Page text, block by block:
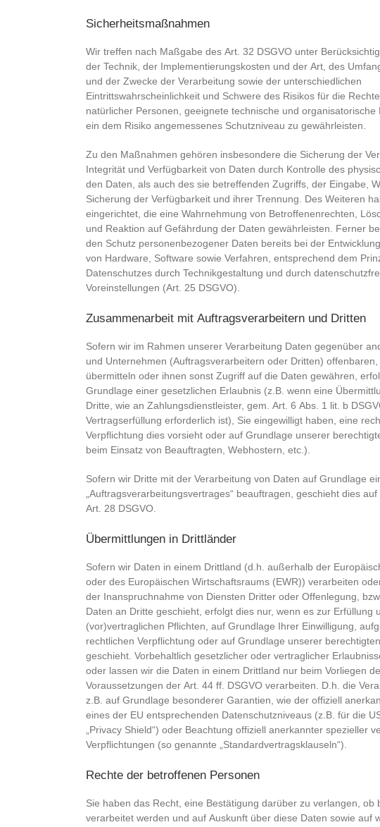
Sicherheitsmaßnahmen
Wir treffen nach Maßgabe des Art. 32 DSGVO unter
der Technik, der Implementierungskosten und der Art, des
und der Zwecke der Verarbeitung sowie der unterschiedlichen
Eintrittswahrscheinlichkeit und Schwere des Risikos für die
natürlicher Personen, geeignete technische und organisatorische
ein dem Risiko angemessenes Schutzniveau zu gewährleisten.
Zu den Maßnahmen gehören insbesondere die Sicherung der
Integrität und Verfügbarkeit von Daten durch Kontrolle des
den Daten, als auch des sie betreffenden Zugriffs, der Eingabe,
Sicherung der Verfügbarkeit und ihrer Trennung. Des Weiteren
eingerichtet, die eine Wahrnehmung von Betroffenenrechten,
und Reaktion auf Gefährdung der Daten gewährleisten. Ferner
den Schutz personenbezogener Daten bereits bei der
von Hardware, Software sowie Verfahren, entsprechend dem
Datenschutzes durch Technikgestaltung und durch
Voreinstellungen (Art. 25 DSGVO).
Zusammenarbeit mit Auftragsverarbeitern und Dritten
Sofern wir im Rahmen unserer Verarbeitung Daten gegenüber
und Unternehmen (Auftragsverarbeitern oder Dritten) offenbaren,
übermitteln oder ihnen sonst Zugriff auf die Daten gewähren,
Grundlage einer gesetzlichen Erlaubnis (z.B. wenn eine
Dritte, wie an Zahlungsdienstleister, gem. Art. 6 Abs. 1 lit. b
Vertragserfüllung erforderlich ist), Sie eingewilligt haben, eine
Verpflichtung dies vorsieht oder auf Grundlage unserer
beim Einsatz von Beauftragten, Webhostern, etc.).
Sofern wir Dritte mit der Verarbeitung von Daten auf Grundlage
„Auftragsverarbeitungsvertrages“ beauftragen, geschieht dies
Art. 28 DSGVO.
Übermittlungen in Drittländer
Sofern wir Daten in einem Drittland (d.h. außerhalb der
oder des Europäischen Wirtschaftsraums (EWR)) verarbeiten
der Inanspruchnahme von Diensten Dritter oder Offenlegung,
Daten an Dritte geschieht, erfolgt dies nur, wenn es zur Erfüllung
(vor)vertraglichen Pflichten, auf Grundlage Ihrer Einwilligung,
rechtlichen Verpflichtung oder auf Grundlage unserer
geschieht. Vorbehaltlich gesetzlicher oder vertraglicher
oder lassen wir die Daten in einem Drittland nur beim Vorliegen
Voraussetzungen der Art. 44 ff. DSGVO verarbeiten. D.h. die
z.B. auf Grundlage besonderer Garantien, wie der offiziell
eines der EU entsprechenden Datenschutzniveaus (z.B. für die
„Privacy Shield“) oder Beachtung offiziell anerkannter spezieller
Verpflichtungen (so genannte „Standardvertragsklauseln“).
Rechte der betroffenen Personen
Sie haben das Recht, eine Bestätigung darüber zu verlangen, ob
verarbeitet werden und auf Auskunft über diese Daten sowie auf